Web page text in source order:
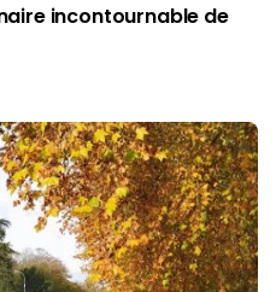
incontournable de